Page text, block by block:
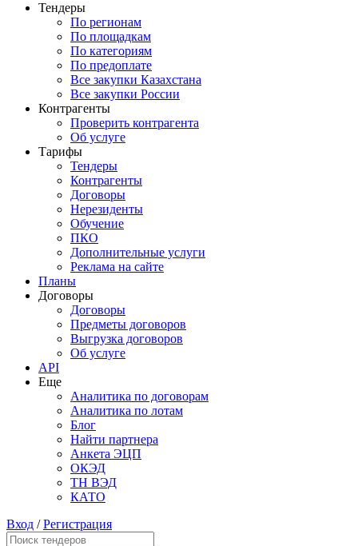
Тендеры
По регионам
По площадкам
По категориям
По предоплате
Все закупки Казахстана
Все закупки России
Контрагенты
Проверить контрагента
Об услуге
Тарифы
Тендеры
Контрагенты
Договоры
Нерезиденты
Обучение
ПКО
Дополнительные услуги
Реклама на сайте
Планы
Договоры
Договоры
Предметы договоров
Выгрузка договоров
Об услуге
API
Еще
Аналитика по договорам
Аналитика по лотам
Блог
Найти партнера
Анкета ЭЦП
ОКЭД
ТН ВЭД
КАТО
Вход /Регистрация